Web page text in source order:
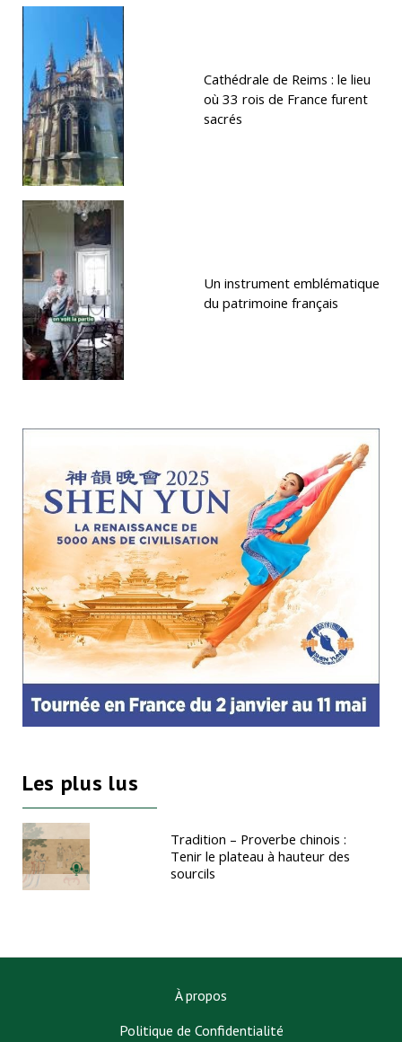
Cathédrale de Reims : le lieu
où 33 rois de France furent
sacrés
Un instrument emblématique
du patrimoine français
Les plus lus
Tradition – Proverbe chinois :
Tenir le plateau à hauteur des
sourcils
À propos
Politique de Confidentialité